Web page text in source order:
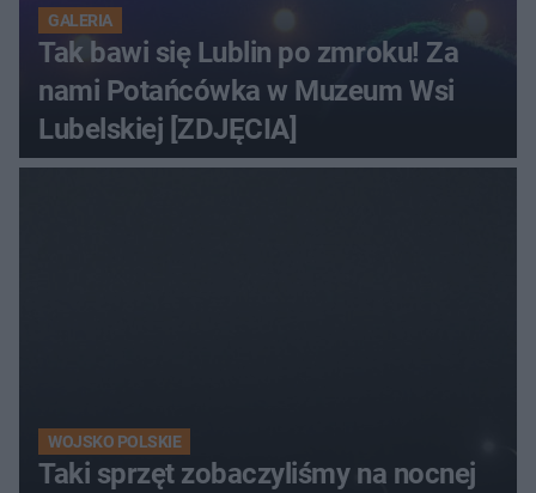
GALERIA
Tak bawi się Lublin po zmroku! Za
nami Potańcówka w Muzeum Wsi
Lubelskiej [ZDJĘCIA]
WOJSKO POLSKIE
Taki sprzęt zobaczyliśmy na nocnej